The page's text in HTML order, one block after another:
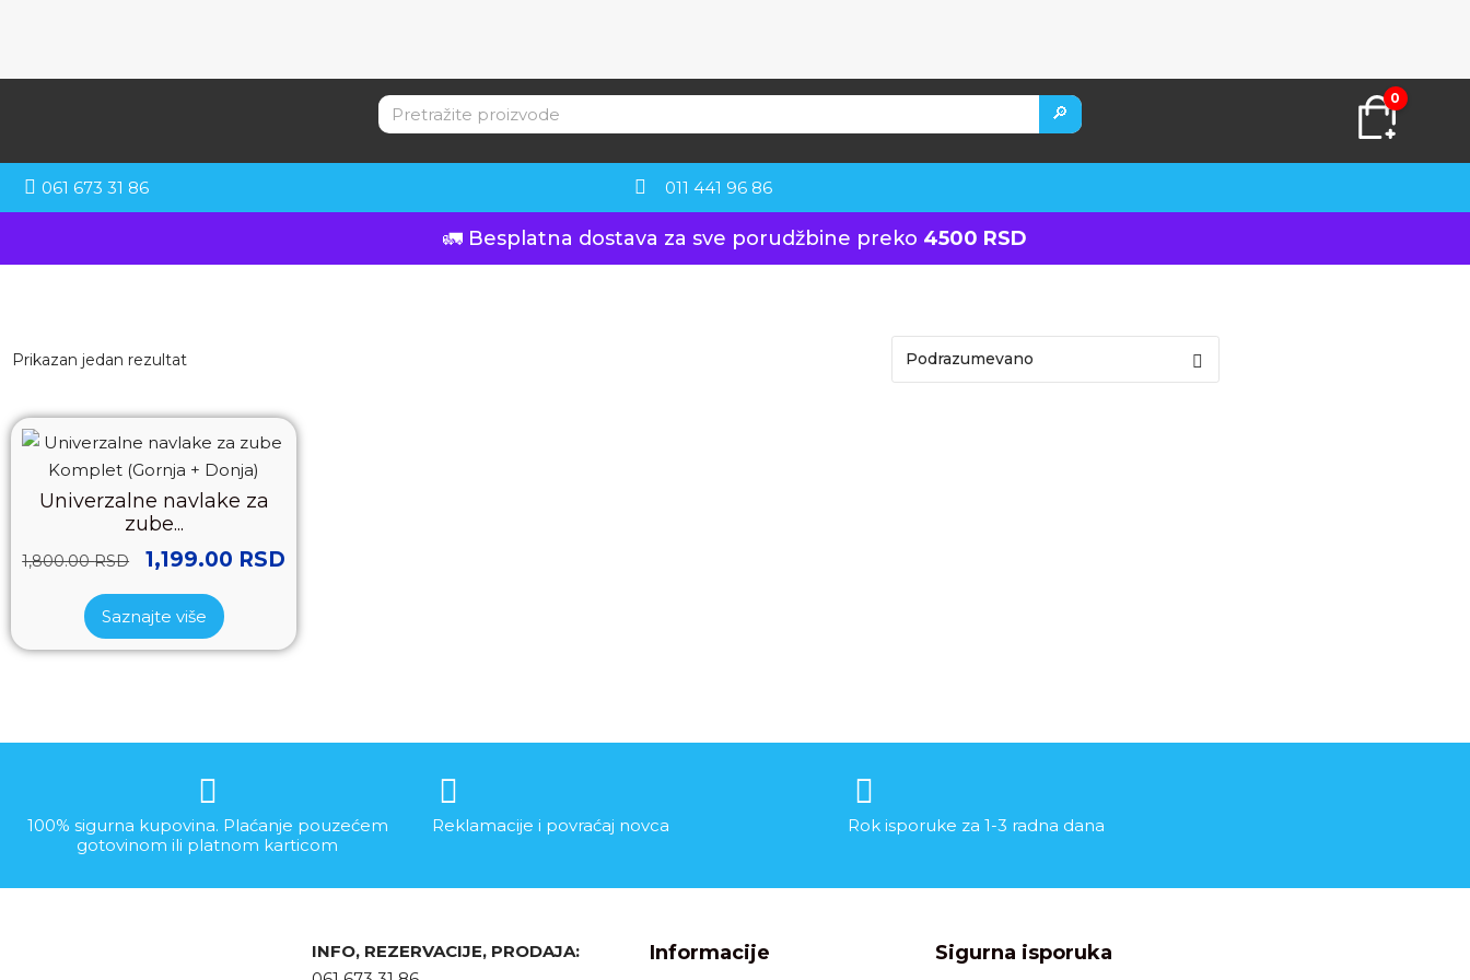
🔎
0
061 673 31 86 011 441 96 86
🚛 Besplatna dostava za sve porudžbine preko 4500 RSD
Prikazan jedan rezultat
Univerzalne navlake za
zube...
1,800.00RSD 1,199.00 RSD
Saznajte više
100% sigurna kupovina. Plaćanje pouzećem
gotovinom ili platnom karticom
Reklamacije i povraćaj novca Rok isporuke za 1-3 radna dana
INFO, REZERVACIJE, PRODAJA:
Informacije Sigurna isporuka